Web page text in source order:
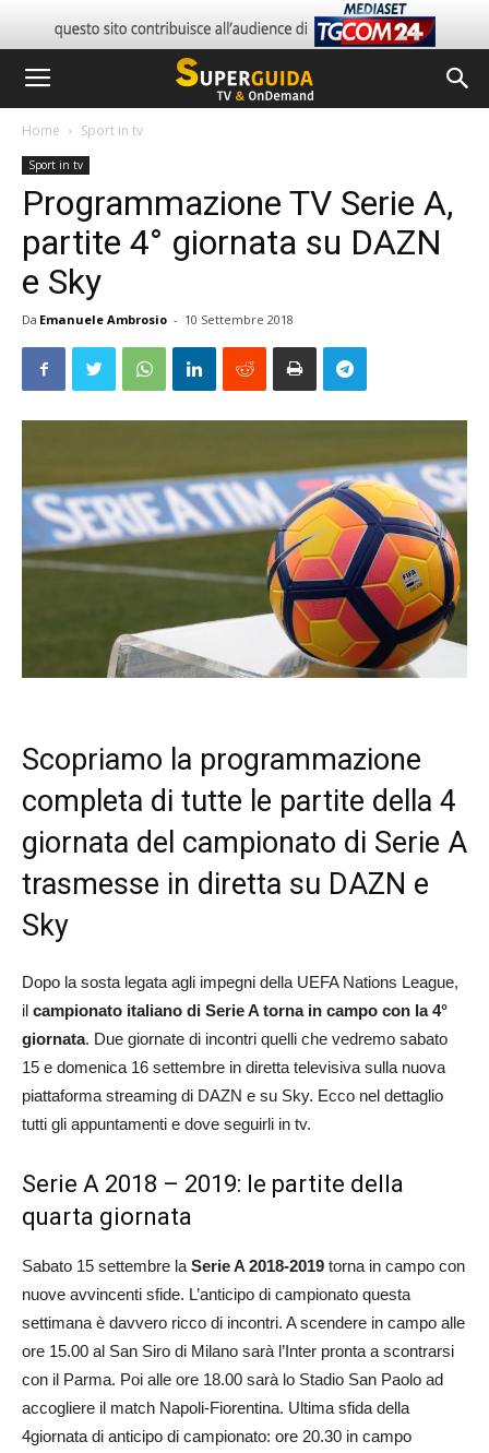
Home Sport in tv
Sport in tv
Programmazione TV Serie A,
partite 4° giornata su DAZN
e Sky
Da Emanuele Ambrosio - 10 Settembre 2018
Scopriamo la programmazione
completa di tutte le partite della 4
giornata del campionato di Serie A
trasmesse in diretta su DAZN e
Sky
Dopo la sosta legata agli impegni della UEFA Nations League,
il campionato italiano di Serie A torna in campo con la 4°
giornata. Due giornate di incontri quelli che vedremo sabato
15 e domenica 16 settembre in diretta televisiva sulla nuova
piattaforma streaming di DAZN e su Sky. Ecco nel dettaglio
tutti gli appuntamenti e dove seguirli in tv.
Serie A 2018 – 2019: le partite della
quarta giornata
Sabato 15 settembre la Serie A 2018-2019 torna in campo con
nuove avvincenti sfide. L’anticipo di campionato questa
settimana è davvero ricco di incontri. A scendere in campo alle
ore 15.00 al San Siro di Milano sarà l’Inter pronta a scontrarsi
con il Parma. Poi alle ore 18.00 sarà lo Stadio San Paolo ad
accogliere il match Napoli-Fiorentina. Ultima sfida della
4giornata di anticipo di campionato: ore 20.30 in campo